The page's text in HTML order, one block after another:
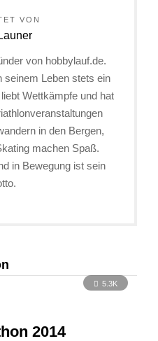
VON
von hobbylauf.de.
seinem Leben stets ein
Wettkämpfe und hat
in den Bergen,
machen Spaß.
in Bewegung ist sein
5.3K
2014